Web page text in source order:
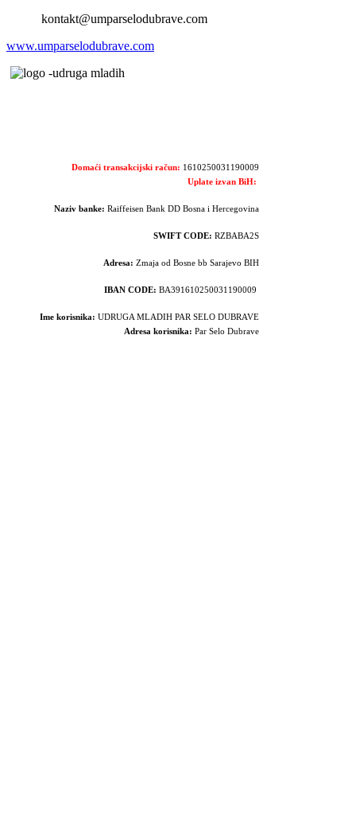
kontakt@umparselodubrave.com
www.umparselodubrave.com
Domaći transakcijski račun: 1610250031190009
Uplate izvan BiH:
Naziv banke: Raiffeisen Bank DD Bosna i Hercegovina
SWIFT CODE: RZBABA2S
Adresa:Zmaja od Bosne bb Sarajevo BIH
IBAN CODE: BA391610250031190009
Ime korisnika: UDRUGA MLADIH PAR SELO DUBRAVE
Adresa korisnika: Par Selo Dubrave